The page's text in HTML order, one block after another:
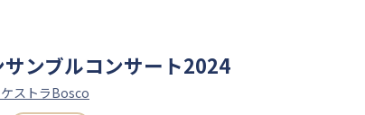
サンブルコンサート2024
ストラBosco